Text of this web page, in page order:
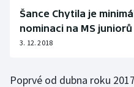
Šance Chytila je
nominaci na MS juniorů
3. 12. 2018
Poprvé od dubna roku